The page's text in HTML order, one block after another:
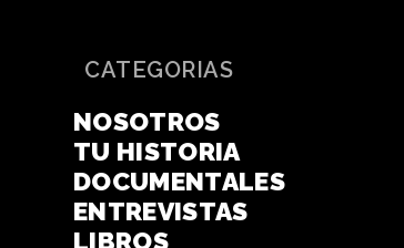
CATEGORIAS
NOSOTROS
TU HISTORIA
DOCUMENTALES
ENTREVISTAS
LIBROS